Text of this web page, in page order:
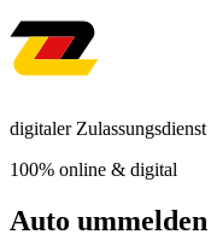
digitaler Zulassungsdienst
100% online & digital
Auto